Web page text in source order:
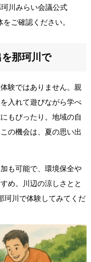
川みらい会議公式
ご確認ください。
那珂川で
験ではありません。親
入れて遊びながら学べ
もぴったり。地域の自
の機会は、夏の思い出
も可能で、環境保全や
め。川辺の涼しさとと
珂川で体験してみてくだ